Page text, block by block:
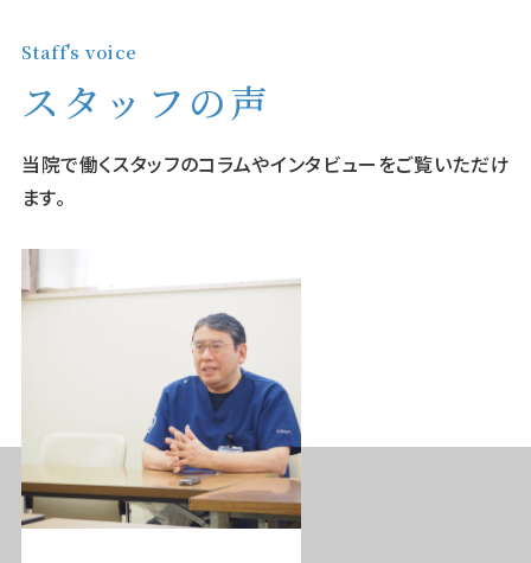
Staff's voice
スタッフの声
当院で働くスタッフのコラムやインタビューをご覧いただけ
ます。